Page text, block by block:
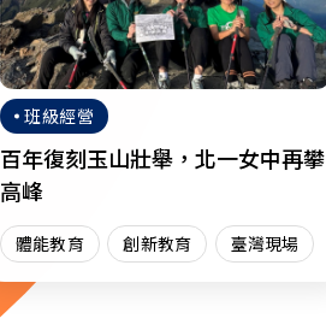
班級經營
百年復刻玉山壯舉，北一女中再攀
高峰
體能教育 創新教育 臺灣現場